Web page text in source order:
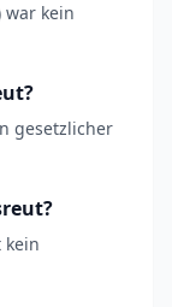
war kein
gesetzlicher
kein